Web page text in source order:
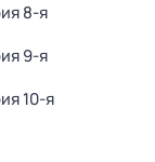
8-я
9-я
10-я